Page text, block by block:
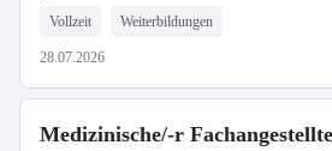
Vollzeit Weiterbildungen
28.07.2026
Medizinische/-r